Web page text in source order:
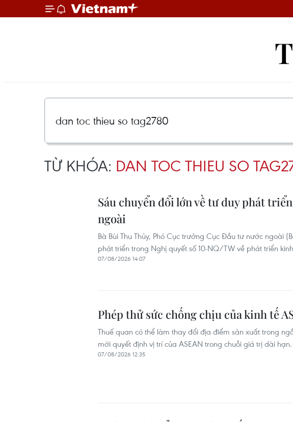
TỪ KHÓA: DAN TOC THIEU SO
Sáu chuyển đổi lớn về tư duy phát
ngoài
Bà Bùi Thu Thủy, Phó Cục trưởng Cục Đầu tư nước ngoài
phát triển trong Nghị quyết số 10-NQ/TW về phát triển
07/08/2026 14:07
Phép thử sức chống chịu của kinh tế
Thuế quan có thể làm thay đổi địa điểm sản xuất trong
mới quyết định vị trí của ASEAN trong chuỗi giá trị dài hạn.
07/08/2026 12:35